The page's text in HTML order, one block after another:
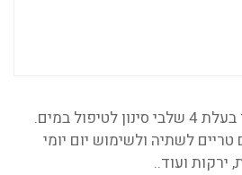
במים.
לשתיה ולשימוש יום יומי
ירקות ועוד..